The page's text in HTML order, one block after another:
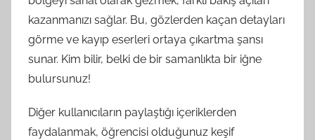
kazanmanızı sağlar. Bu, gözlerden kaçan detayları
görme ve kayıp eserleri ortaya çıkartma şansı
sunar. Kim bilir, belki de bir samanlıkta bir iğne
bulursunuz!
Diğer kullanıcıların paylaştığı içeriklerden
faydalanmak, öğrencisi olduğunuz keşif